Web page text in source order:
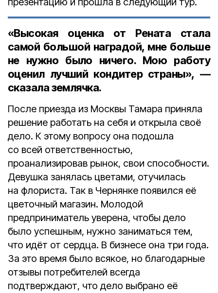
«Высокая оценка от Рената стала
самой большой наградой, мне больше
не нужно было ничего. Мою работу
оценил лучший кондитер страны», —
сказала землячка.
После приезда из Москвы Тамара приняла
решение работать на себя и открыла своё
дело. К этому вопросу она подошла
со всей ответственностью,
проанализировав рынок, свои способности.
Девушка занялась цветами, отучилась
на флориста. Так в Чернянке появился её
цветочный магазин. Молодой
предприниматель уверена, чтобы дело
было успешным, нужно заниматься тем,
что идёт от сердца. В бизнесе она три года.
За это время было всякое, но благодарные
отзывы потребителей всегда
подтверждают, что дело выбрано её